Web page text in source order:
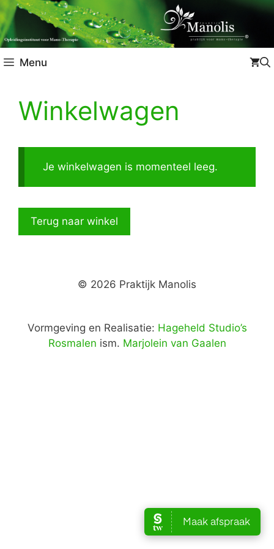
Menu
Winkelwagen
Je winkelwagen is momenteel leeg.
Terug naar winkel
© 2026 Praktijk Manolis
Vormgeving en Realisatie: Hageheld Studio’s
Rosmalen ism. Marjolein van Gaalen
Item toegevoegd aan winkelwagen. Afrekenen